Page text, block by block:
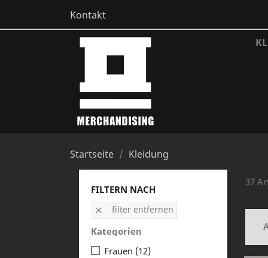
Kontakt
Startseite Kleidung
FILTERN NACH
 filter entfernen
Kategorien
Frauen (12)
37